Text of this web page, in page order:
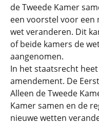
de Tweede Kamer
een voorstel voor een
wet veranderen. Dit
of beide kamers de
aangenomen.
In het staatsrecht
amendement. De
Alleen de Tweede
Kamer samen en de
nieuwe wetten